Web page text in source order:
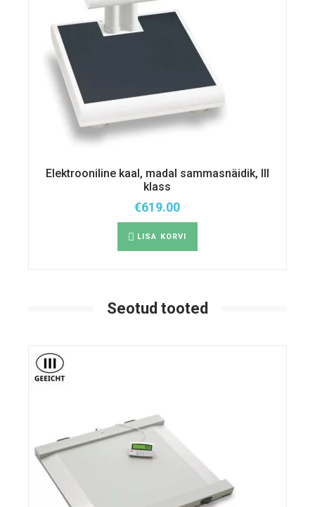
Elektrooniline kaal, madal sammasnäidik, III
klass
€619.00
LISA KORVI
Seotud tooted